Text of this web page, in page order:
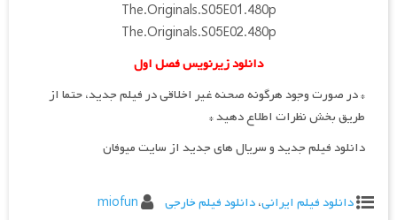
The.Originals.S05E01.480p
The.Originals.S05E02.480p
دانلود زیرنویس فصل اول
* در صورت وجود هرگونه صحنه غیر اخلاقی در فیلم جدید، حتما از
طریق بخش نظرات اطلاع دهید *
دانلود فیلم جدید و سریال های جدید از سایت میوفان
دانلود فیلم ایرانی،دانلود فیلم خارجی
miofun